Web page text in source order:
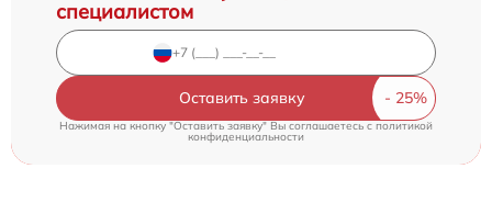
специалистом
Оставить заявку
Нажимая на кнопку "Оставить заявку" Вы соглашаетесь cполитикой
конфиденциальности